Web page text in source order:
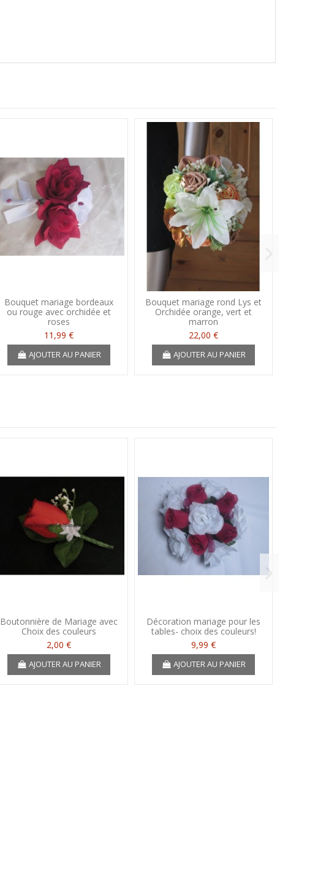
Bouquet mariage bordeaux
ou rouge avec orchidée et
roses
11,99 €
AJOUTER AU PANIER
Bouquet mariage rond Lys et
Orchidée orange, vert et
marron
22,00 €
AJOUTER AU PANIER
Boutonnière de Mariage avec
Choix des couleurs
2,00 €
AJOUTER AU PANIER
Décoration mariage pour les
tables- choix des couleurs!
9,99 €
AJOUTER AU PANIER